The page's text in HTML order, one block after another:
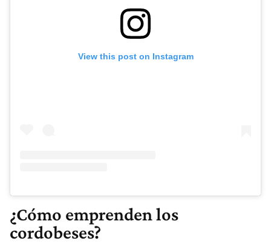
View this post on Instagram
¿Cómo emprenden los
cordobeses?